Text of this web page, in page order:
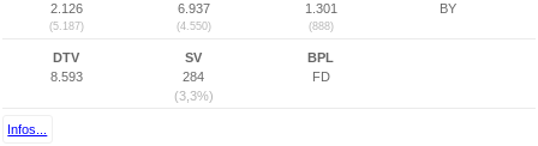
2.126
(5.187)
6.937
(4.550)
1.301
(888)
BY
DTV
8.593
SV
284
(3,3%)
BPL
FD
Infos...